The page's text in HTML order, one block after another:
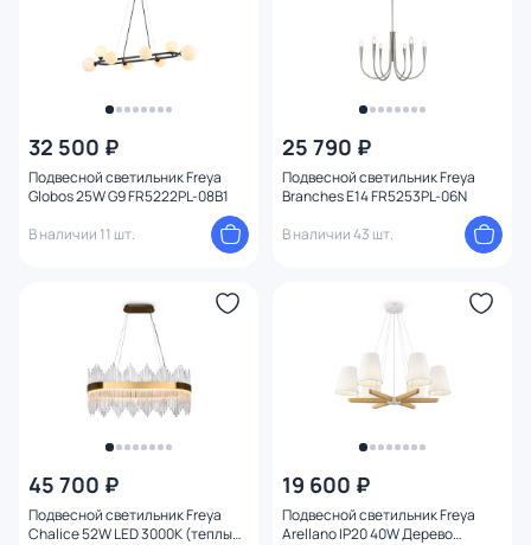
32 500 ₽
Подвесной светильник Freya
Globos 25W G9 FR5222PL-08B1
В наличии 11 шт.
25 790 ₽
Подвесной светильник Freya
Branches E14 FR5253PL-06N
В наличии 43 шт.
45 700 ₽
Подвесной светильник Freya
Chalice 52W LED 3000К (теплый)
19 600 ₽
Подвесной светильник Freya
Arellano IP20 40W Дерево